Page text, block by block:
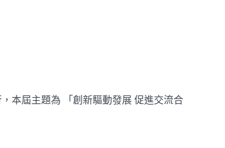
本屆主題為 「創新驅動發展 促進交流合